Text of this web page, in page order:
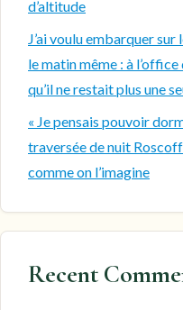
d’altitude
J’ai voulu embarquer
le matin même : à l’office
qu’il ne restait plus une
« Je pensais pouvoir
traversée de nuit
comme on l’imagine
Recent